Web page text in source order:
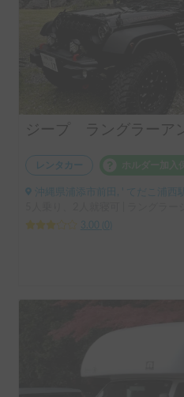
レンタカー
沖縄県浦添市前田, ' てだこ浦西駅
3.00